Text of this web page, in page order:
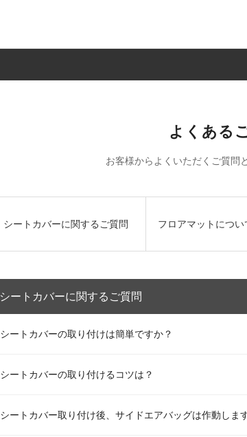
よくある
お客様からよくいただくご質問
シートカバーに関するご質問 フロアマットにつ
シートカバーに関するご質問
シートカバーの取り付けは簡単ですか？
シートカバーの取り付けるコツは？
シートカバー取り付け後、サイドエアバッグは作動しま